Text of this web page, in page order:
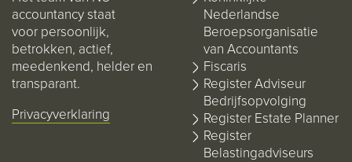
accountancy staat
voor persoonlijk,
betrokken, actief,
meedenkend, helder en
transparant.
Privacyverklaring
Nederlandse
Beroepsorganisatie
van Accountants
Fiscaris
Register Adviseur
Bedrijfsopvolging
Register Estate Planner
Register
Belastingadviseurs